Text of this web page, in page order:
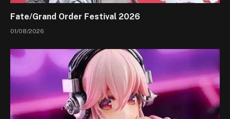
Fate/Grand Order Festival 2026
01/08/2026